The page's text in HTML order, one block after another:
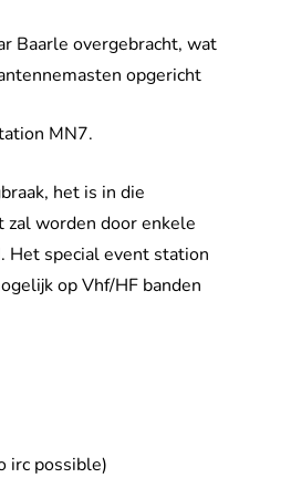
Baarle overgebracht, wat
opgericht
MN7.
het is in die
zal worden door enkele
Het special event station
op Vhf/HF banden
irc possible)